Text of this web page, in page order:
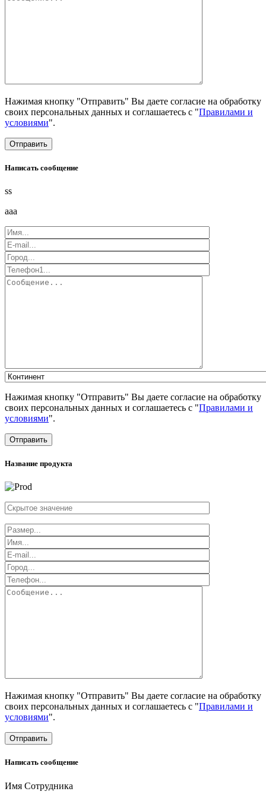
Нажимая кнопку "Отправить" Вы даете согласие на обработку
своих персональных данных и соглашаетесь с "Правилами и
условиями".
Написать сообщение
ss
aaa
Нажимая кнопку "Отправить" Вы даете согласие на обработку
своих персональных данных и соглашаетесь с "Правилами и
условиями".
Отправить
Название продукта
Нажимая кнопку "Отправить" Вы даете согласие на обработку
своих персональных данных и соглашаетесь с "Правилами и
условиями".
Отправить
Написать сообщение
Имя Сотрудника